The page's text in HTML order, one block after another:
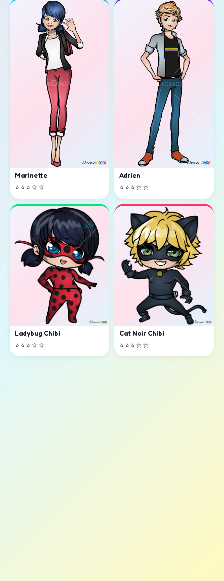
Marinette
⭐⭐⭐☆☆
Adrien
⭐⭐⭐☆☆
Ladybug Chibi
⭐⭐⭐☆☆
Cat Noir Chibi
⭐⭐⭐☆☆